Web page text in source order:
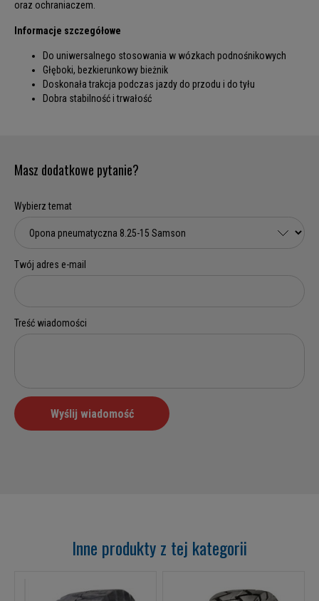
oraz ochraniaczem.
Informacje szczegółowe
Do uniwersalnego stosowania w wózkach podnośnikowych
Głęboki, bezkierunkowy bieżnik
Doskonała trakcja podczas jazdy do przodu i do tyłu
Dobra stabilność i trwałość
Masz dodatkowe pytanie?
Inne produkty z tej kategorii